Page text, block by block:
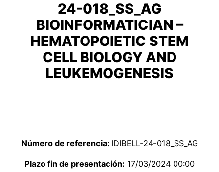
24-018_SS_AG
BIOINFORMATICIAN –
HEMATOPOIETIC STEM
CELL BIOLOGY AND
LEUKEMOGENESIS
Número de referencia: IDIBELL-24-018_SS_AG
Plazo fin de presentación: 17/03/2024 00:00